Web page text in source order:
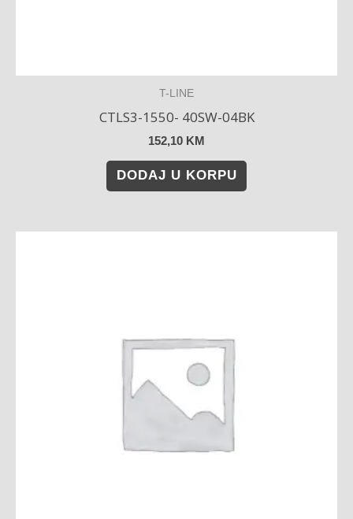
T-LINE
CTLS3-1550- 40SW-04BK
152,10 KM
DODAJ U KORPU